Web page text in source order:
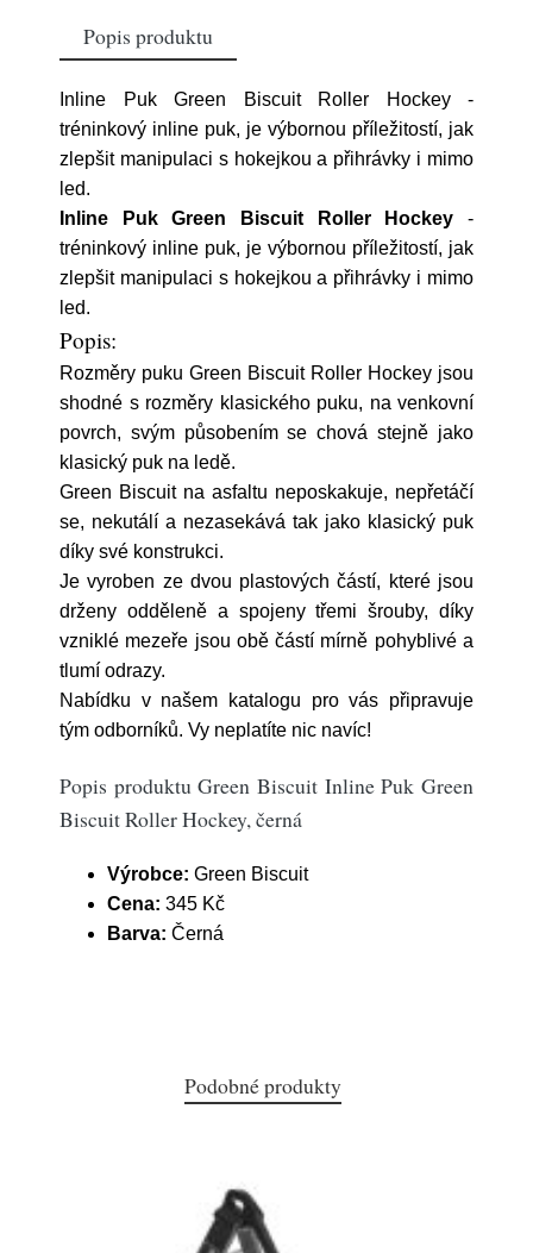
Popis produktu
Inline Puk Green Biscuit Roller Hockey -
tréninkový inline puk, je výbornou příležitostí, jak
zlepšit manipulaci s hokejkou a přihrávky i mimo
led.
Inline Puk Green Biscuit Roller Hockey -
tréninkový inline puk, je výbornou příležitostí, jak
zlepšit manipulaci s hokejkou a přihrávky i mimo
led.
Popis:
Rozměry puku Green Biscuit Roller Hockey jsou
shodné s rozměry klasického puku, na venkovní
povrch, svým působením se chová stejně jako
klasický puk na ledě.
Green Biscuit na asfaltu neposkakuje, nepřetáčí
se, nekutálí a nezasekává tak jako klasický puk
díky své konstrukci.
Je vyroben ze dvou plastových částí, které jsou
drženy odděleně a spojeny třemi šrouby, díky
vzniklé mezeře jsou obě částí mírně pohyblivé a
tlumí odrazy.
Nabídku v našem katalogu pro vás připravuje
tým odborníků. Vy neplatíte nic navíc!
Popis produktu Green Biscuit Inline Puk Green
Biscuit Roller Hockey, černá
Výrobce: Green Biscuit
Cena: 345 Kč
Barva: Černá
Podobné produkty